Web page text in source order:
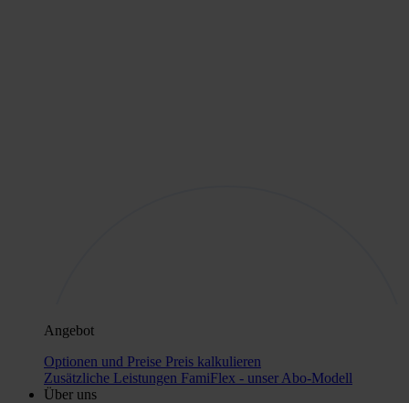
Angebot
Optionen und Preise Preis kalkulieren
Zusätzliche Leistungen FamiFlex - unser Abo-Modell
Über uns